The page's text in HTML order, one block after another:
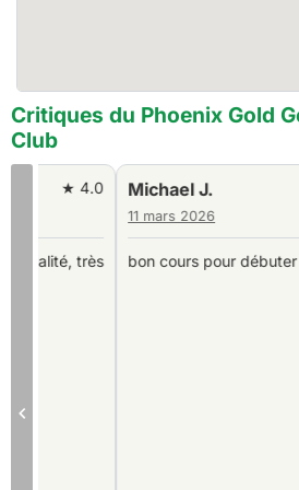
Critiques du Phoenix Gold
Club
Michael J.
bon cours pour débuter